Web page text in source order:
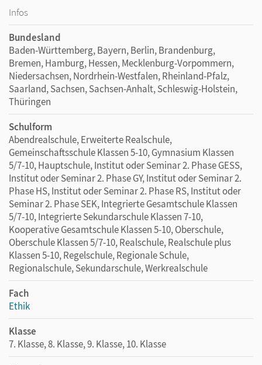
Infos
Bundesland
Baden-Württemberg, Bayern, Berlin, Brandenburg,
Bremen, Hamburg, Hessen, Mecklenburg-Vorpommern,
Niedersachsen, Nordrhein-Westfalen, Rheinland-Pfalz,
Saarland, Sachsen, Sachsen-Anhalt, Schleswig-Holstein,
Thüringen
Schulform
Abendrealschule, Erweiterte Realschule,
Gemeinschaftsschule Klassen 5-10, Gymnasium Klassen
5/7-10, Hauptschule, Institut oder Seminar 2. Phase GESS,
Institut oder Seminar 2. Phase GY, Institut oder Seminar 2.
Phase HS, Institut oder Seminar 2. Phase RS, Institut oder
Seminar 2. Phase SEK, Integrierte Gesamtschule Klassen
5/7-10, Integrierte Sekundarschule Klassen 7-10,
Kooperative Gesamtschule Klassen 5-10, Oberschule,
Oberschule Klassen 5/7-10, Realschule, Realschule plus
Klassen 5-10, Regelschule, Regionale Schule,
Regionalschule, Sekundarschule, Werkrealschule
Fach
Ethik
Klasse
7. Klasse, 8. Klasse, 9. Klasse, 10. Klasse